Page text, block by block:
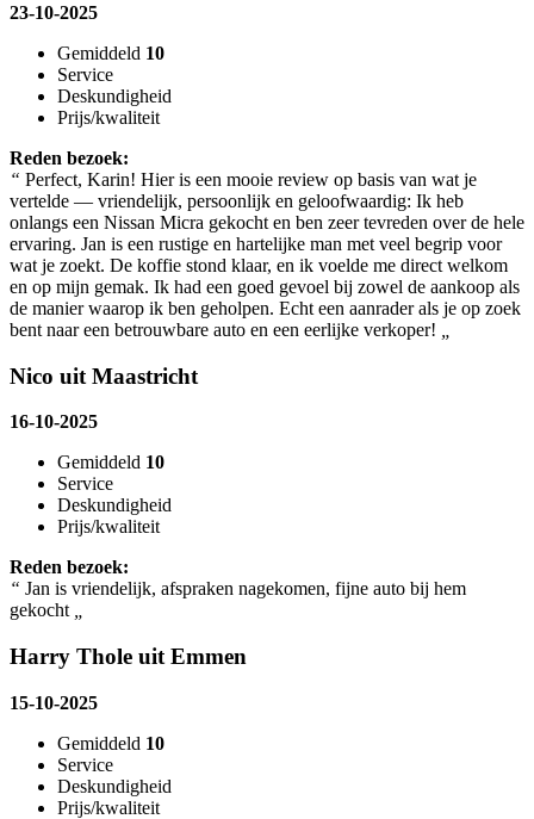
23-10-2025
Gemiddeld 10
Service
Deskundigheid
Prijs/kwaliteit
Reden bezoek:
“ Perfect, Karin! Hier is een mooie review op basis van wat je
vertelde — vriendelijk, persoonlijk en geloofwaardig: Ik heb
onlangs een Nissan Micra gekocht en ben zeer tevreden over de hele
ervaring. Jan is een rustige en hartelijke man met veel begrip voor
wat je zoekt. De koffie stond klaar, en ik voelde me direct welkom
en op mijn gemak. Ik had een goed gevoel bij zowel de aankoop als
de manier waarop ik ben geholpen. Echt een aanrader als je op zoek
bent naar een betrouwbare auto en een eerlijke verkoper!
Nico uit Maastricht
16-10-2025
Gemiddeld 10
Service
Deskundigheid
Prijs/kwaliteit
Reden bezoek:
“ Jan is vriendelijk, afspraken nagekomen, fijne auto bij hem
gekocht
Harry Thole uit Emmen
15-10-2025
Gemiddeld 10
Service
Deskundigheid
Prijs/kwaliteit